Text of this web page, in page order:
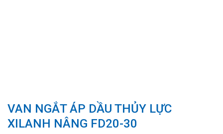
VAN NGẮT ÁP DẦU THỦY LỰC
XILANH NÂNG FD20-30